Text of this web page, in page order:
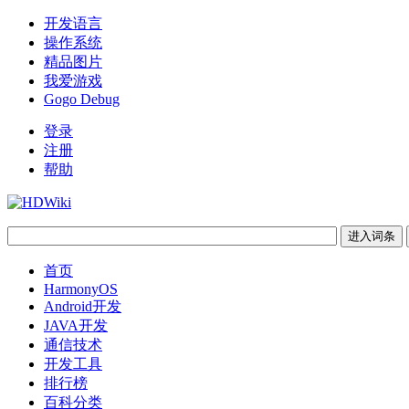
开发语言
操作系统
精品图片
我爱游戏
Gogo Debug
登录
注册
帮助
首页
HarmonyOS
Android开发
JAVA开发
通信技术
开发工具
排行榜
百科分类